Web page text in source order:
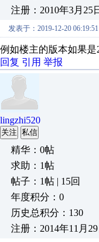
注册：2010年3月25
发表于：2019-12-20 06:19:51
例如楼主的版本如果
回复 引用 举报
lingzhi520
关注 私信
精华：0帖
求助：1帖
帖子：1帖 | 15回
年度积分：0
历史总积分：130
注册：2014年11月29